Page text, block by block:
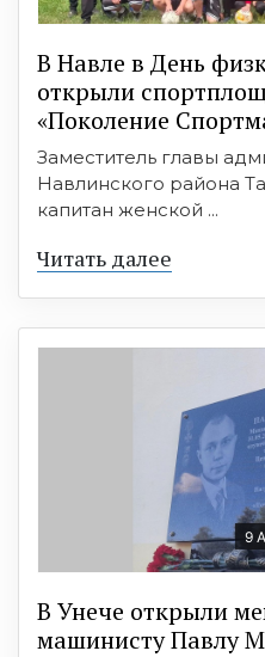
В Навле в День
открыли
«Поколение
Заместитель главы
Навлинского района
капитан женской ...
Читать далее
9
В Унече открыли
машинисту Павлу